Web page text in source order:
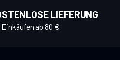
LIEFERUNG
Einkäufen ab 80 €